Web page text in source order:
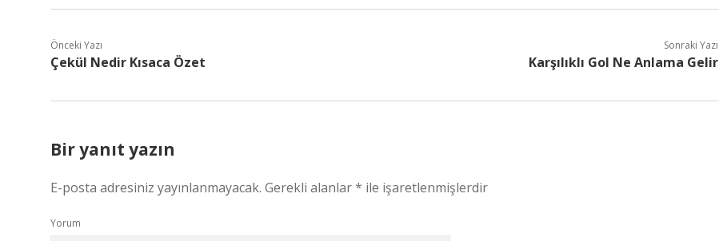
Önceki Yazı
Çekül Nedir Kısaca Özet
Sonraki Yazı
Karşılıklı Gol Ne Anlama Gelir
Bir yanıt yazın
E-posta adresiniz yayınlanmayacak. Gerekli alanlar* ile işaretlenmişlerdir
Yorum